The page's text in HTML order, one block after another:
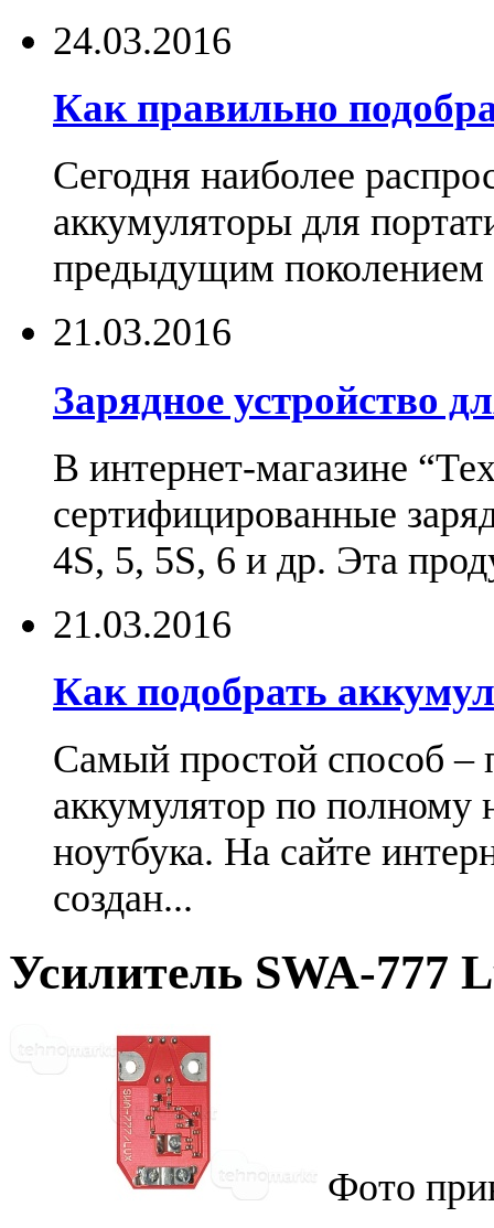
24.03.2016
Как правильно
Сегодня наиболее
аккумуляторы для
предыдущим поколением
21.03.2016
Зарядное устройство
В интернет-магазине
сертифицированные
4S, 5, 5S, 6 и др. Эта
21.03.2016
Как подобрать
Самый простой способ –
аккумулятор по
ноутбука. На сайте
создан...
Усилитель SWA-777
Фото